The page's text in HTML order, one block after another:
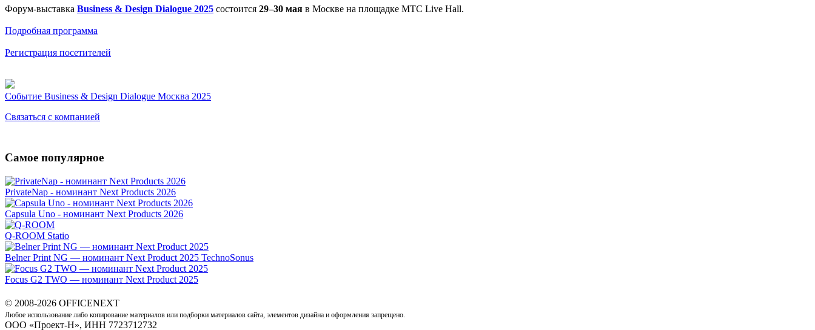
Форум-выставка Business & Design Dialogue 2025 состоится 29–30 мая в Москве на площадке MTC Live Hall.
Подробная программа
Регистрация посетителей
Событие Business & Design Dialogue Москва 2025
Связаться с компанией
Самое популярное
PrivateNap - номинант Next Products 2026
Capsula Uno - номинант Next Products 2026
Q-ROOM Statio
Belner Print NG — номинант Next Product 2025 TechnoSonus
Focus G2 TWO — номинант Next Product 2025
© 2008-2026 OFFICENEXT
Любое использование либо копирование материалов или подборки материалов сайта, элементов дизайна и оформления запрещено.
ООО «Проект-Н», ИНН 7723712732